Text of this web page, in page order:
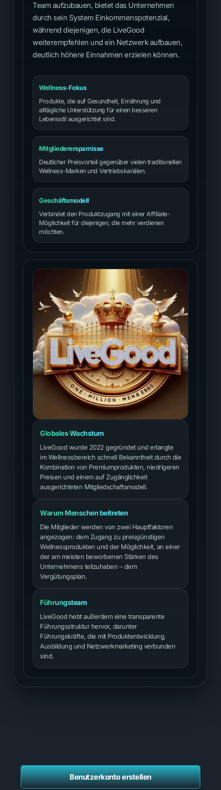
Team aufzubauen, bietet das Unternehmen
durch sein System Einkommenspotenzial,
während diejenigen, die LiveGood
weiterempfehlen und ein Netzwerk aufbauen,
deutlich höhere Einnahmen erzielen können.
Wellness-Fokus
Produkte, die auf Gesundheit, Ernährung und
alltägliche Unterstützung für einen besseren
Lebensstil ausgerichtet sind.
Mitgliederersparnisse
Deutlicher Preisvorteil gegenüber vielen traditionellen
Wellness-Marken und Vertriebskanälen.
Geschäftsmodell
Verbindet den Produktzugang mit einer Affiliate-
Möglichkeit für diejenigen, die mehr verdienen
möchten.
Globales Wachstum
LiveGood wurde 2022 gegründet und erlangte
im Wellnessbereich schnell Bekanntheit durch die
Kombination von Premiumprodukten, niedrigeren
Preisen und einem auf Zugänglichkeit
ausgerichteten Mitgliedschaftsmodell.
Warum Menschen beitreten
Die Mitglieder werden von zwei Hauptfaktoren
angezogen: dem Zugang zu preisgünstigen
Wellnessprodukten und der Möglichkeit, an einer
der am meisten beworbenen Stärken des
Unternehmens teilzuhaben – dem
Vergütungsplan.
Führungsteam
LiveGood hebt außerdem eine transparente
Führungsstruktur hervor, darunter
Führungskräfte, die mit Produktentwicklung,
Ausbildung und Netzwerkmarketing verbunden
sind.
Benutzerkonto erstellen